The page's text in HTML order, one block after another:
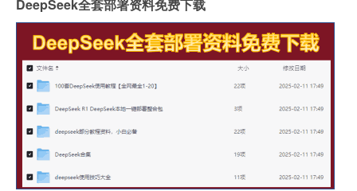
DeepSeek全套部署资料免费下载